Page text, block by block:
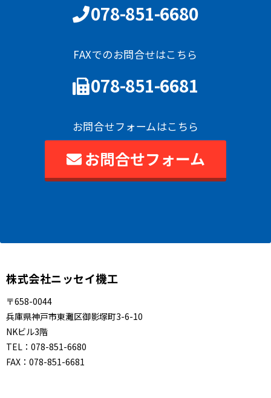
078-851-6680
FAXでのお問合せはこちら
078-851-6681
お問合せフォームはこちら
お問合せフォーム
株式会社ニッセイ機工
〒658-0044
兵庫県神戸市東灘区御影塚町3-6-10
NKビル3階
TEL： 078-851-6680
FAX： 078-851-6681